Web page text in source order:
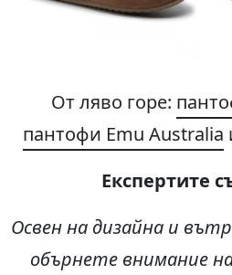
От ляво горе:
пантофи Emu Australia
Експертите
Освен на дизайна и
обърнете внимание